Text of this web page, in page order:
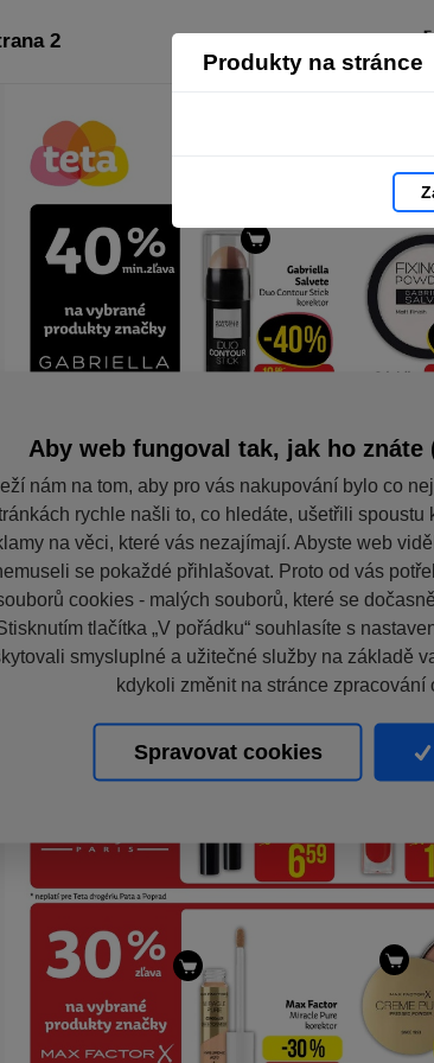
Produkty na stránce
2
Aby web fungoval tak, jak ho znáte
nám na tom, aby pro vás nakupování bylo co
rychle našli to, co hledáte, ušetřili
na věci, které vás nezajímají. Abyste web
se pokaždé přihlašovat. Proto od vás
cookies - malých souborů, které se
tlačítka „V pořádku“ souhlasíte s
smysluplné a užitečné služby na základě
kdykoli změnit na stránce zpracování
Spravovat cookies